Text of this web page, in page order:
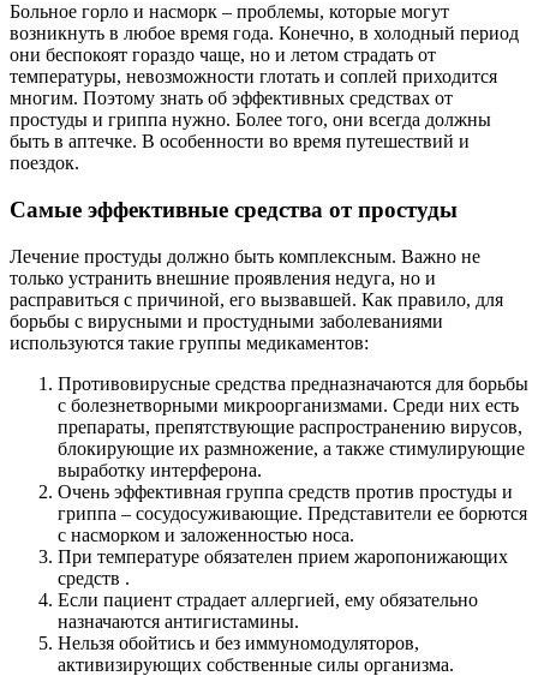
Больное горло и насморк – проблемы, которые могут
возникнуть в любое время года. Конечно, в холодный период
они беспокоят гораздо чаще, но и летом страдать от
температуры, невозможности глотать и соплей приходится
многим. Поэтому знать об эффективных средствах от
простуды и гриппа нужно. Более того, они всегда должны
быть в аптечке. В особенности во время путешествий и
поездок.
Самые эффективные средства от простуды
Лечение простуды должно быть комплексным. Важно не
только устранить внешние проявления недуга, но и
расправиться с причиной, его вызвавшей. Как правило, для
борьбы с вирусными и простудными заболеваниями
используются такие группы медикаментов:
Противовирусные средства предназначаются для борьбы
с болезнетворными микроорганизмами. Среди них есть
препараты, препятствующие распространению вирусов,
блокирующие их размножение, а также стимулирующие
выработку интерферона.
Очень эффективная группа средств против простуды и
гриппа – сосудосуживающие. Представители ее борются
с насморком и заложенностью носа.
При температуре обязателен прием жаропонижающих
средств .
Если пациент страдает аллергией, ему обязательно
назначаются антигистамины.
Нельзя обойтись и без иммуномодуляторов,
активизирующих собственные силы организма.